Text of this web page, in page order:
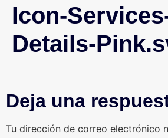
Icon-
Details-
Deja una
Tu dirección de correo electrónico